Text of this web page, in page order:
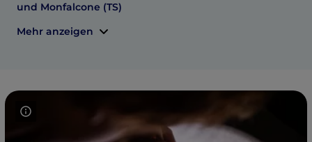
und Monfalcone (TS)
Mehr anzeigen